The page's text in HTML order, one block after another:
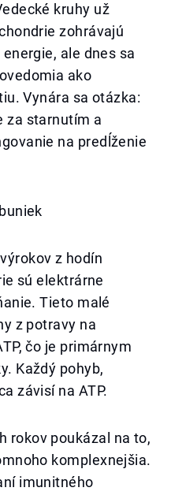
kruhy už
zohrávajú
ale dnes sa
ako
Vynára sa otázka:
za starnutím a
na predĺženie
z hodín
sú elektrárne
Tieto malé
z potravy na
čo je primárnym
Každý pohyb,
závisí na ATP.
rokov poukázal na to,
komplexnejšia.
imunitného